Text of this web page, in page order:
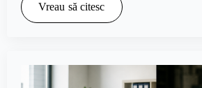
Vreau să citesc